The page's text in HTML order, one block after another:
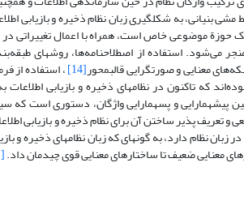
بنیانی، به شکل­گیری زبان نظام ذخیره و بازیابی
حوزة موضوعی خاص است، همراه با اعمال تغییراتی
می‌شود. استفاده از اصطلاحنامه‌ها، روشهای
معنایی و صورت­گرایی ­قالب­محور[14] ، استفاده از
که تاکنون در نظامهای ذخیره و بازیابی
پیش­همارایی و پس­همارایی واژگان، دستوری است که
و تعریف پذیر ساختن آن برای نظام ذخیره و بازیابی
در زبان نظام دارد، به گونه­ای که زبان­ نظامهای ذخیره
معنایی ضعیف تا ساختارهای معنایی قوی چیدمان داد.[21]